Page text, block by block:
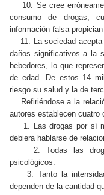
10. Se cree
consumo de drogas,
información falsa
11. La sociedad acepta
daños significativos a la
bebedores, lo que
de edad. De estos 14
riesgo su salud y la de
Refiriéndose a la
autores establecen cuatro
1. Las drogas por sí
debiera hablarse de
2. Todas las drogas
psicológicos.
3. Tanto la intensidad
dependen de la cantidad